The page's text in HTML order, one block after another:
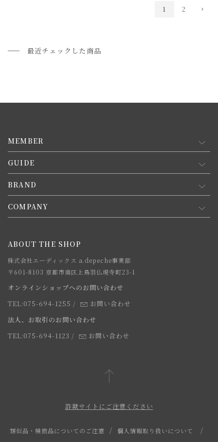
1 2
最近チェックした商品
MEMBER
マイページ
新規会員登録
会員規約について
GUIDE
お買い物ガイド
会員登録について
お支払方法について
お届けについて
よくあるご質問
BRAND
コンセプト
webカタログ
COMPANY
店舗一覧
求人情報
法人のお客様
スタッフ
ABOUT THE SHOP
株式会社エーディックス a.depeche事業部
〒601-8103 京都市南区上鳥羽仏現寺町23-1
オンラインショップへのお問い合わせ
TEL:075-694-1255 /
お問い合わせ
法人、お取引のお問い合わせ
TEL:075-694-1123 / お問い合わせ
詐欺サイトにご注意ください
類似品・模倣品についてのご注意
個人情報取り扱いについて